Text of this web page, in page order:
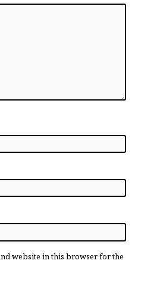
website in this browser for the